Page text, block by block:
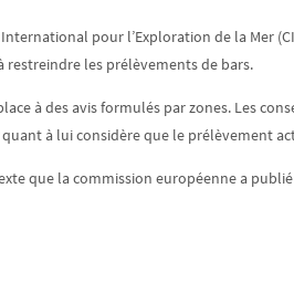
International pour l’Exploration de la Mer
restreindre les prélèvements de bars.
à des avis formulés par zones. Les
quant à lui considère que le prélèvement
que la commission européenne a